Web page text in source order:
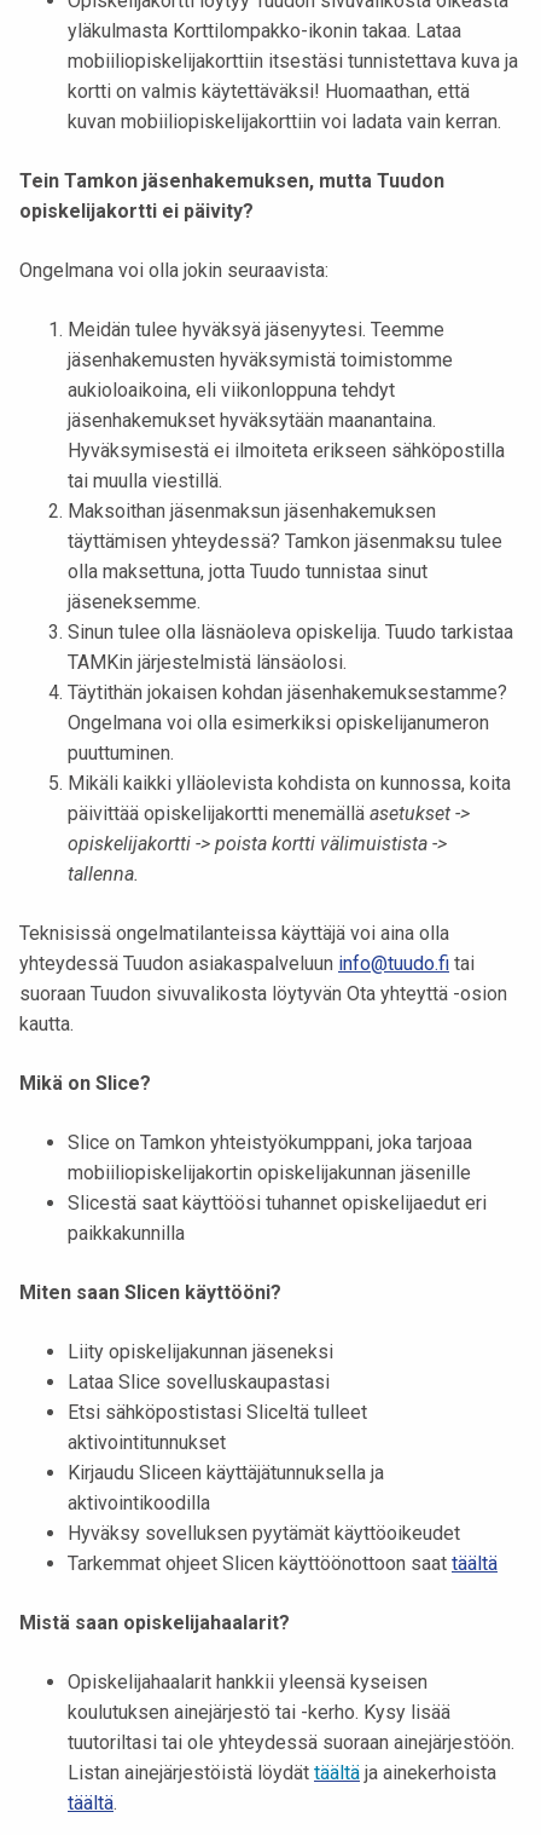
yläkulmasta Korttilompakko-ikonin takaa. Lataa
mobiiliopiskelijakorttiin itsestäsi tunnistettava kuva ja
kortti on valmis käytettäväksi! Huomaathan, että
kuvan mobiiliopiskelijakorttiin voi ladata vain kerran.
Tein Tamkon jäsenhakemuksen, mutta Tuudon
opiskelijakortti ei päivity?
Ongelmana voi olla jokin seuraavista:
Meidän tulee hyväksyä jäsenyytesi. Teemme
jäsenhakemusten hyväksymistä toimistomme
aukioloaikoina, eli viikonloppuna tehdyt
jäsenhakemukset hyväksytään maanantaina.
Hyväksymisestä ei ilmoiteta erikseen sähköpostilla
tai muulla viestillä.
Maksoithan jäsenmaksun jäsenhakemuksen
täyttämisen yhteydessä? Tamkon jäsenmaksu tulee
olla maksettuna, jotta Tuudo tunnistaa sinut
jäseneksemme.
Sinun tulee olla läsnäoleva opiskelija. Tuudo tarkistaa
TAMKin järjestelmistä länsäolosi.
Täytithän jokaisen kohdan jäsenhakemuksestamme?
Ongelmana voi olla esimerkiksi opiskelijanumeron
puuttuminen.
Mikäli kaikki ylläolevista kohdista on kunnossa, koita
päivittää opiskelijakortti menemällä asetukset ->
opiskelijakortti -> poista kortti välimuistista ->
tallenna.
Teknisissä ongelmatilanteissa käyttäjä voi aina olla
yhteydessä Tuudon asiakaspalveluun info@tuudo.fi tai
suoraan Tuudon sivuvalikosta löytyvän Ota yhteyttä -osion
kautta.
Mikä on Slice?
Slice on Tamkon yhteistyökumppani, joka tarjoaa
mobiiliopiskelijakortin opiskelijakunnan jäsenille
Slicestä saat käyttöösi tuhannet opiskelijaedut eri
paikkakunnilla
Miten saan Slicen käyttööni?
Liity opiskelijakunnan jäseneksi
Lataa Slice sovelluskaupastasi
Etsi sähköpostistasi Sliceltä tulleet
aktivointitunnukset
Kirjaudu Sliceen käyttäjätunnuksella ja
aktivointikoodilla
Hyväksy sovelluksen pyytämät käyttöoikeudet
Tarkemmat ohjeet Slicen käyttöönottoon saat täältä
Mistä saan opiskelijahaalarit?
Opiskelijahaalarit hankkii yleensä kyseisen
koulutuksen ainejärjestö tai -kerho. Kysy lisää
tuutoriltasi tai ole yhteydessä suoraan ainejärjestöön.
Listan ainejärjestöistä löydät täältä ja ainekerhoista
täältä.